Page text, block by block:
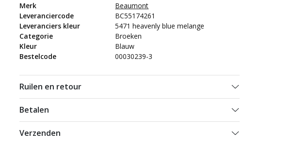
Merk
Beaumont
Leveranciercode
BC55174261
Leveranciers kleur
5471 heavenly blue melange
Categorie
Broeken
Kleur
Blauw
Bestelcode
00030239-3
Ruilen en retour
Betalen
Verzenden